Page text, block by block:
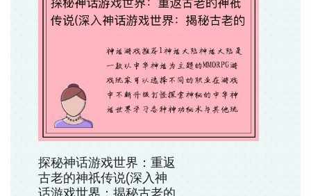
探秘神话游戏世界：重返
古老的神祇传说(深入神